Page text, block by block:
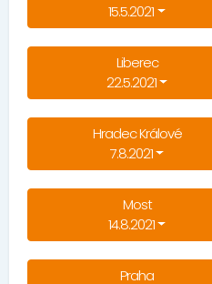
15.5.2021
Liberec
22.5.2021
Hradec Králové
7.8.2021
Most
14.8.2021
Praha